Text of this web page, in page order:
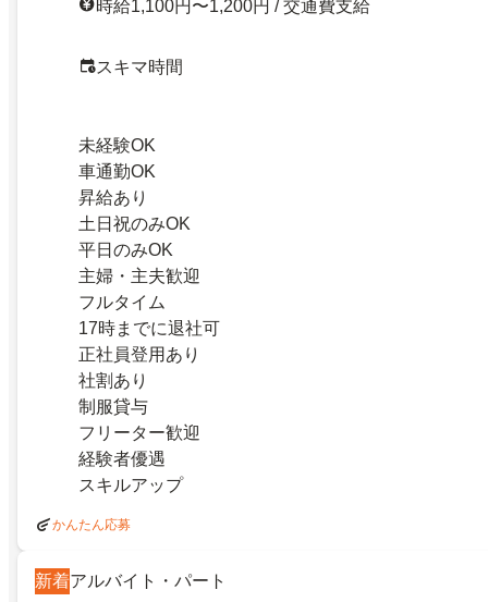
時給1,100円〜1,200円 / 交通費支給
スキマ時間
未経験OK
車通勤OK
昇給あり
土日祝のみOK
平日のみOK
主婦・主夫歓迎
フルタイム
17時までに退社可
正社員登用あり
社割あり
制服貸与
フリーター歓迎
経験者優遇
スキルアップ
かんたん応募
新着アルバイト・パート